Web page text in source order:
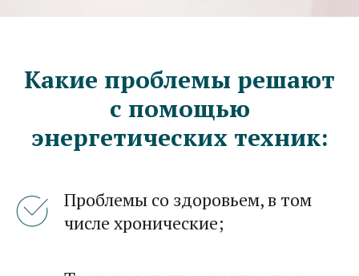
Какие проблемы решают
с помощью
энергетических техник:
Проблемы со здоровьем, в том
числе хронические;